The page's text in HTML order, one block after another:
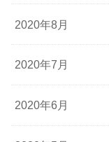
2020年8月
2020年7月
2020年6月